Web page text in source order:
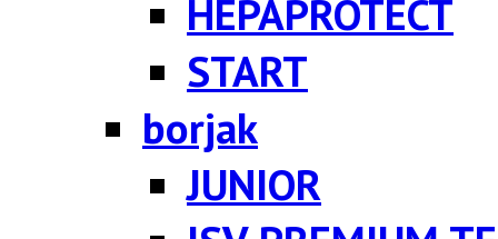
HEPAPROTECT
START
borjak
JUNIOR